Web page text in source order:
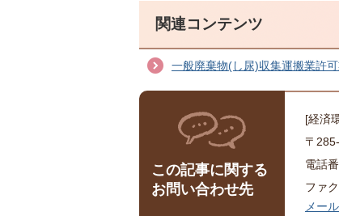
関連コンテンツ
一般廃棄物(し尿)収集運搬業許
この記事に関する
お問い合わせ先
[経済
〒
電話
ファ
メー